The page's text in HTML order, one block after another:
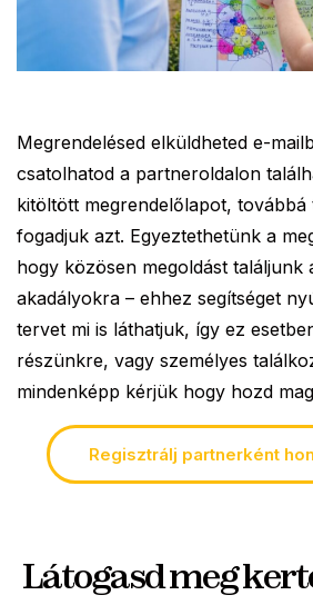
Megrendelésed elküldheted e-
csatolhatod a partneroldalon
kitöltött megrendelőlapot, továbbá
fogadjuk azt. Egyeztethetünk a
hogy közösen megoldást találjunk
akadályokra – ehhez segítséget
tervet mi is láthatjuk, így ez
részünkre, vagy személyes
mindenképp kérjük hogy hozd
Regisztrálj partnerként
Látogasd meg